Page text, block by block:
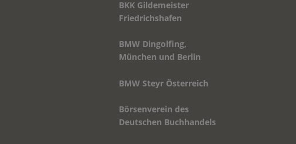
BMW Dingolfing,
München und Berlin
BMW Steyr Österreich
Deutschen Buchhandels
bpa Baden-Würtemberg